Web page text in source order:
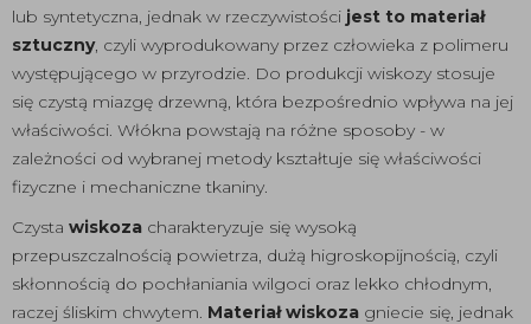
lub syntetyczna, jednak w rzeczywistości jest to materiał
sztuczny, czyli wyprodukowany przez człowieka z polimeru
występującego w przyrodzie. Do produkcji wiskozy stosuje
się czystą miazgę drzewną, która bezpośrednio wpływa na jej
właściwości. Włókna powstają na różne sposoby - w
zależności od wybranej metody kształtuje się właściwości
fizyczne i mechaniczne tkaniny.
Czysta wiskoza charakteryzuje się wysoką
przepuszczalnością powietrza, dużą higroskopijnością, czyli
skłonnością do pochłaniania wilgoci oraz lekko chłodnym,
raczej śliskim chwytem. Materiał wiskoza gniecie się, jednak